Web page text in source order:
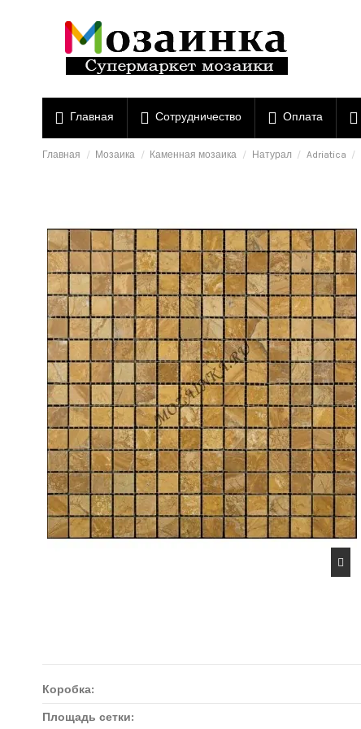
Главная Сотрудничество Оплата
Главная Мозаика Каменная мозаика Натурал Adriatica
Коробка:
Площадь сетки: